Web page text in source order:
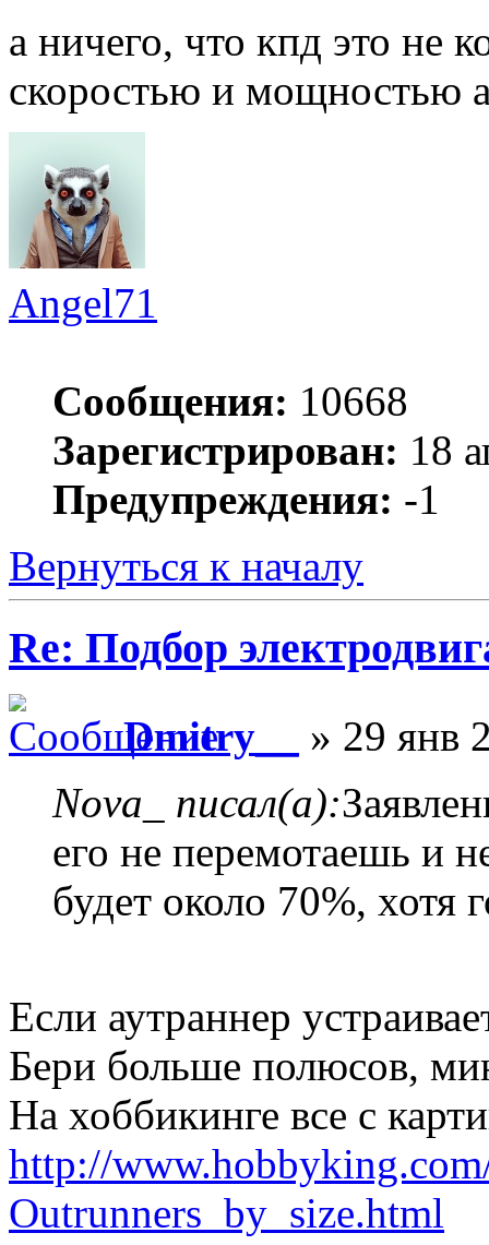
а ничего, что кпд это не
скоростью и мощностью
Angel71
Сообщения: 10668
Зарегистрирован: 18
Предупреждения: -1
Вернуться к началу
Re: Подбор
Dmitry__
» 29 янв
Nova_ писал(а):
его не перемотаешь и
будет около 70%, хотя
Если аутраннер
Бери больше полюсов,
На хоббикинге все с
http://
Outrunners_by_size.html